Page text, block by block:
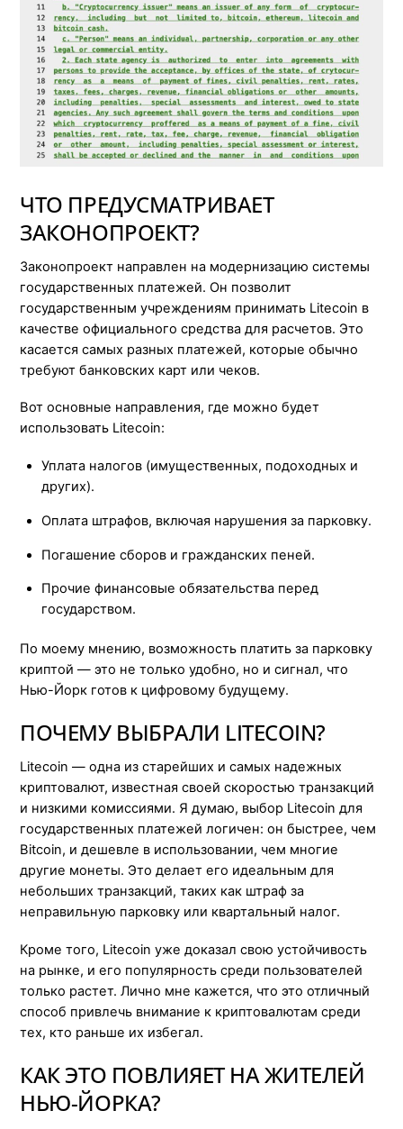
ЧТО ПРЕДУСМАТРИВАЕТ
ЗАКОНОПРОЕКТ?
Законопроект направлен на модернизацию системы
государственных платежей. Он позволит
государственным учреждениям принимать Litecoin в
качестве официального средства для расчетов. Это
касается самых разных платежей, которые обычно
требуют банковских карт или чеков.
Вот основные направления, где можно будет
использовать Litecoin:
Уплата налогов (имущественных, подоходных и
других).
Оплата штрафов, включая нарушения за парковку.
Погашение сборов и гражданских пеней.
Прочие финансовые обязательства перед
государством.
По моему мнению, возможность платить за парковку
криптой — это не только удобно, но и сигнал, что
Нью-Йорк готов к цифровому будущему.
ПОЧЕМУ ВЫБРАЛИ LITECOIN?
Litecoin — одна из старейших и самых надежных
криптовалют, известная своей скоростью транзакций
и низкими комиссиями. Я думаю, выбор Litecoin для
государственных платежей логичен: он быстрее, чем
Bitcoin, и дешевле в использовании, чем многие
другие монеты. Это делает его идеальным для
небольших транзакций, таких как штраф за
неправильную парковку или квартальный налог.
Кроме того, Litecoin уже доказал свою устойчивость
на рынке, и его популярность среди пользователей
только растет. Лично мне кажется, что это отличный
способ привлечь внимание к криптовалютам среди
тех, кто раньше их избегал.
КАК ЭТО ПОВЛИЯЕТ НА ЖИТЕЛЕЙ
НЬЮ-ЙОРКА?